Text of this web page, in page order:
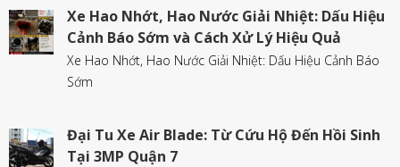
Xe Hao Nhớt, Hao Nước Giải Nhiệt: Dấu Hiệu
Cảnh Báo Sớm và Cách Xử Lý Hiệu Quả
Xe Hao Nhớt, Hao Nước Giải Nhiệt: Dấu Hiệu Cảnh Báo
Sớm
Đại Tu Xe Air Blade: Từ Cứu Hộ Đến Hồi Sinh
Tại 3MP Quận 7